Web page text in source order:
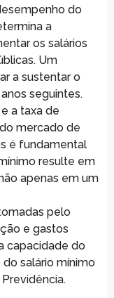
do
a
os salários
Um
a sustentar o
seguintes.
a taxa de
mercado de
é fundamental
resulte em
apenas em um
pelo
e gastos
capacidade do
salário mínimo